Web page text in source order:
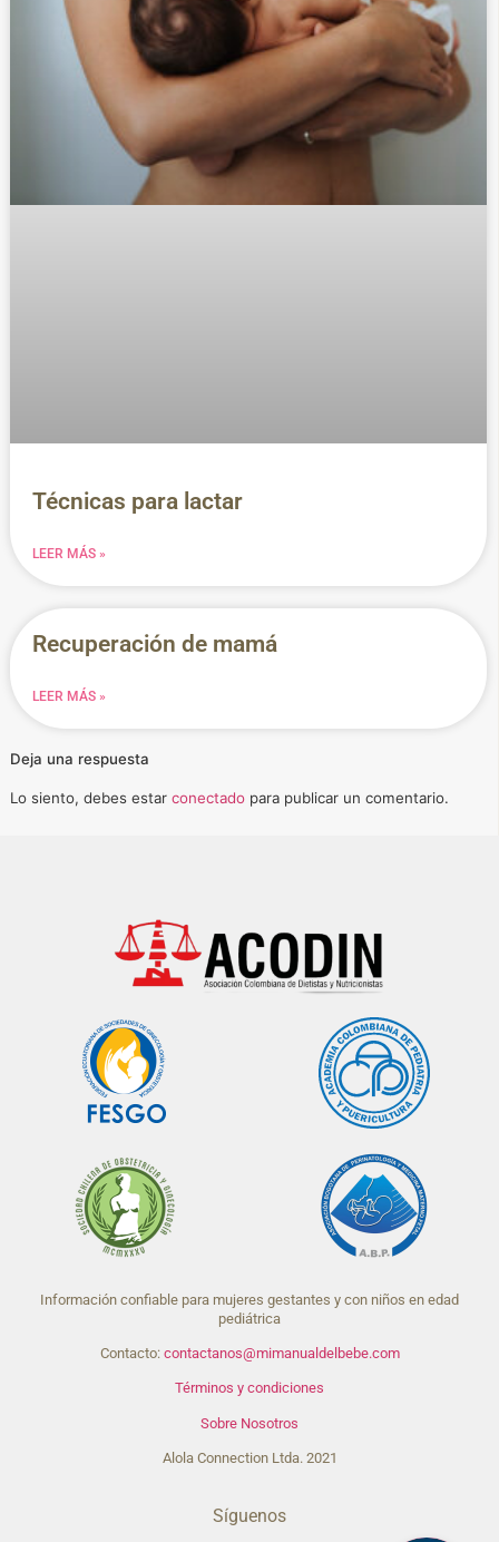
Técnicas para lactar
LEER MÁS »
Recuperación de mamá
LEER MÁS »
Deja una respuesta
Lo siento, debes estar conectado para publicar un comentario.
Información confiable para mujeres gestantes y con niños en edad
pediátrica
Contacto: contactanos@mimanualdelbebe.com
Términos y condiciones
Sobre Nosotros
Alola Connection Ltda. 2021
Síguenos